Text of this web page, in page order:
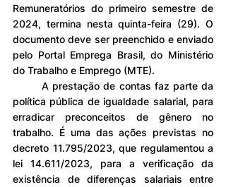
Remuneratórios do primeiro semestre de
2024, termina nesta quinta-feira (29). O
documento deve ser preenchido e enviado
pelo Portal Emprega Brasil, do Ministério
do Trabalho e Emprego (MTE).
	A prestação de contas faz parte da
política pública de igualdade salarial, para
erradicar preconceitos de gênero no
trabalho. É uma das ações previstas no
decreto 11.795/2023, que regulamentou a
lei 14.611/2023, para a verificação da
existência de diferenças salariais entre